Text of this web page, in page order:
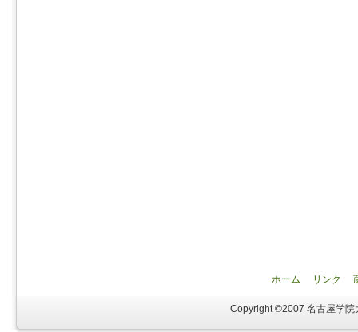
ホーム リンク
Copyright ©2007 名古屋学